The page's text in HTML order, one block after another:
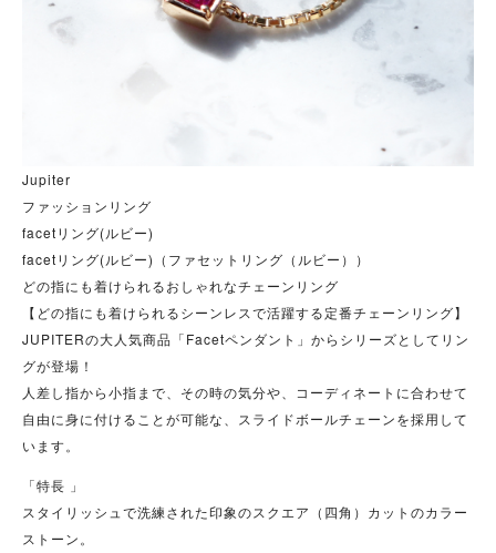
Jupiter
ファッションリング
facetリング(ルビー)
facetリング(ルビー)（ファセットリング（ルビー））
どの指にも着けられるおしゃれなチェーンリング
【どの指にも着けられるシーンレスで活躍する定番チェーンリング】
JUPITERの大人気商品「Facetペンダント」からシリーズとしてリン
グが登場！
人差し指から小指まで、その時の気分や、コーディネートに合わせて
自由に身に付けることが可能な、スライドボールチェーンを採用して
います。
「特長 」
スタイリッシュで洗練された印象のスクエア（四角）カットのカラー
ストーン。